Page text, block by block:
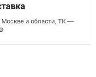
Москве и области, ТК —